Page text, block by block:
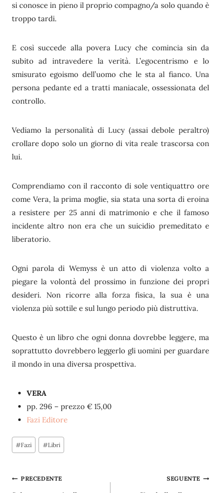
si conosce in pieno il proprio compagno/a solo quando è
troppo tardi.
E così succede alla povera Lucy che comincia sin da
subito ad intravedere la verità. L’egocentrismo e lo
smisurato egoismo dell’uomo che le sta al fianco. Una
persona pedante ed a tratti maniacale, ossessionata del
controllo.
Vediamo la personalità di Lucy (assai debole peraltro)
crollare dopo solo un giorno di vita reale trascorsa con
lui.
Comprendiamo con il racconto di sole ventiquattro ore
come Vera, la prima moglie, sia stata una sorta di eroina
a resistere per 25 anni di matrimonio e che il famoso
incidente altro non era che un suicidio premeditato e
liberatorio.
Ogni parola di Wemyss è un atto di violenza volto a
piegare la volontà del prossimo in funzione dei propri
desideri. Non ricorre alla forza fisica, la sua è una
violenza più sottile e sul lungo periodo più distruttiva.
Questo è un libro che ogni donna dovrebbe leggere, ma
soprattutto dovrebbero leggerlo gli uomini per guardare
il mondo in una diversa prospettiva.
VERA
pp. 296 – prezzo € 15,00
Fazi Editore
Tag
articolo:
#Fazi #Libri
Navigazione
PRECEDENTE SEGUENTE